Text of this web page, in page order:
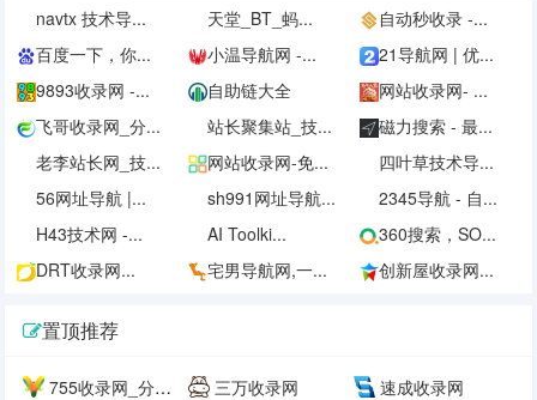
navtx 技术导... 天堂_BT_蚂...
自动秒收录 -...
百度一下，你...
小温导航网 -...
21导航网 | 优...
9893收录网 -...
自助链大全
网站收录网- ...
飞哥收录网_分...
站长聚集站_技...
磁力搜索 - 最...
老李站长网_技...
网站收录网-免...
四叶草技术导...
56网址导航 |...
sh991网址导航...
2345导航 - 自...
H43技术网 -...
AI Toolki...
360搜索，SO...
DRT收录网...
宅男导航网,一... 创新屋收录网...
置顶推荐
755收录网_分类目录网_免费网站目录_网站收录_网址提交_免费收录网站 三万收录网
速成收录网